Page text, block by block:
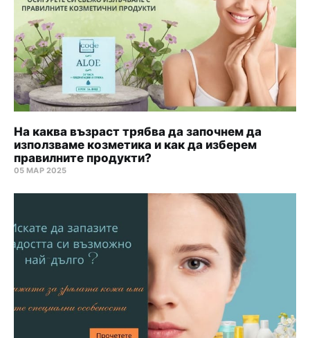
На каква възраст трябва да започнем да
използваме козметика и как да изберем
правилните продукти?
05 МАР 2025